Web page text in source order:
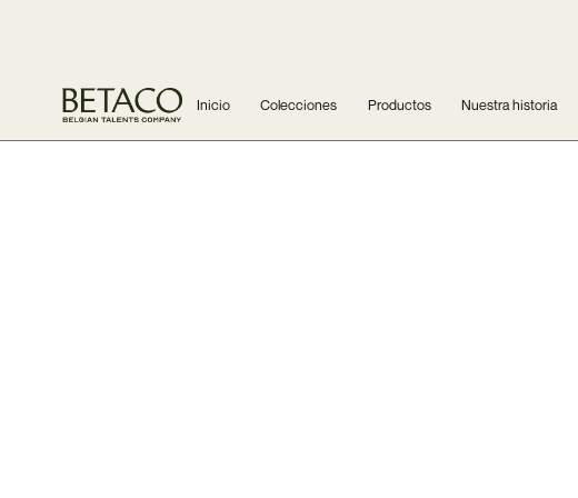
Inicio Colecciones Productos Nuestra historia